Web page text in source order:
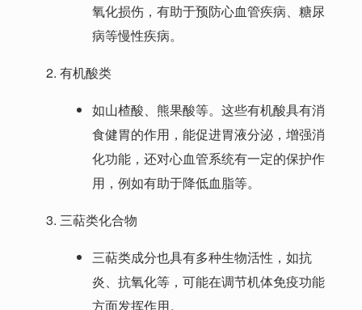
氧化损伤，有助于预防心血管疾病、糖尿
病等慢性疾病。
有机酸类
如山楂酸、熊果酸等。这些有机酸具有消
食健胃的作用，能促进胃液分泌，增强消
化功能，还对心血管系统有一定的保护作
用，例如有助于降低血脂等。
三萜类化合物
三萜类成分也具有多种生物活性，如抗
炎、抗氧化等，可能在调节机体免疫功能
方面发挥作用。